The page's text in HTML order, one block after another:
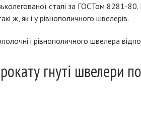
сталі за ГОСТом
ж, як і у рівнополичного швелерів.
і рівнополичного швелера
гнуті швелери